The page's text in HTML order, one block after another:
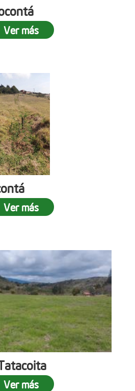
Ver más
Ver más
Ver más